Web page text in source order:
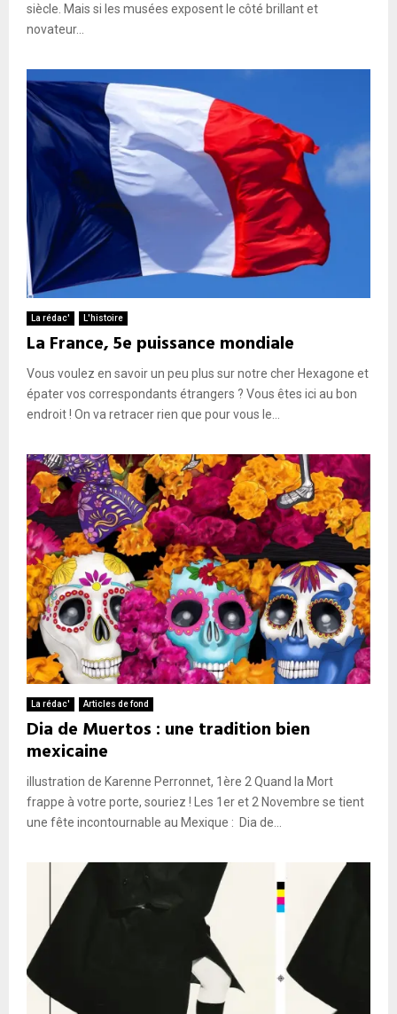
siècle. Mais si les musées exposent le côté brillant et
novateur...
La rédac' L'histoire
La France, 5e puissance mondiale
Vous voulez en savoir un peu plus sur notre cher Hexagone et
épater vos correspondants étrangers ? Vous êtes ici au bon
endroit ! On va retracer rien que pour vous le...
La rédac' Articles de fond
Dia de Muertos : une tradition bien
mexicaine
illustration de Karenne Perronnet, 1ère 2 Quand la Mort
frappe à votre porte, souriez ! Les 1er et 2 Novembre se tient
une fête incontournable au Mexique : Dia de...